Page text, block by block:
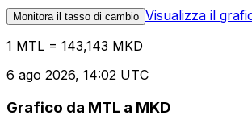
Monitora il tasso di cambio Visualizza il
1 MTL = 143,143 MKD
6 ago 2026, 14:02 UTC
Grafico da MTL a MKD